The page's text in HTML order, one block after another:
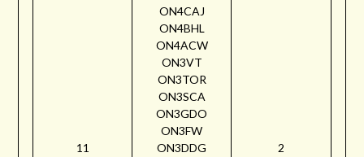
11
ON4CAJ
ON4BHL
ON4ACW
ON3VT
ON3TOR
ON3SCA
ON3GDO
ON3FW
ON3DDG
2